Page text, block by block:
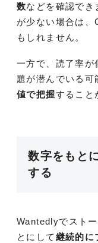
数などを確認でき
が少ない場合は
もしれません。
一方で、読了率が
題が潜んでいる可
値で把握すること
数字をもと
する
Wantedlyでスト
とにして 継続的に